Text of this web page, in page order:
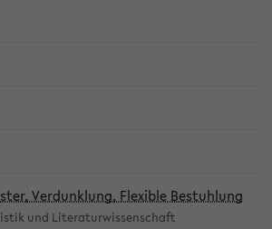
Verdunklung, Flexible Bestuhlung
und Literaturwissenschaft